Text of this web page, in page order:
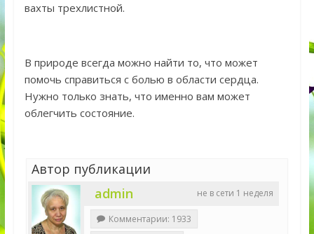
вахты трехлистной.
В природе всегда можно найти то, что может
помочь справиться с болью в области сердца.
Нужно только знать, что именно вам может
облегчить состояние.
Автор публикации
не в сети 1 неделя
admin
Комментарии: 1933